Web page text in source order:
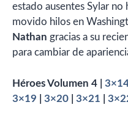
estado ausentes Sylar
movido hilos en
Nathan gracias a su
para cambiar de
Héroes Volumen 4 |
3×19
3×20 3×21